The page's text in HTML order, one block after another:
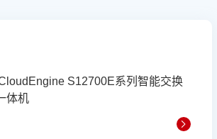
S12700E系列智能交换
体机